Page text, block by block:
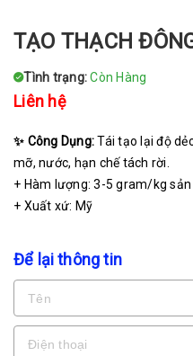
TẠO THẠCH
Tình trạng:Còn Hàng
Liên hệ
✨ Công Dụng:Tái tạo lại độ
mỡ, nước, hạn chế tách rời.
+ Hàm lượng: 3-5 gram/kg
+ Xuất xứ: Mỹ
Để lại thông tin